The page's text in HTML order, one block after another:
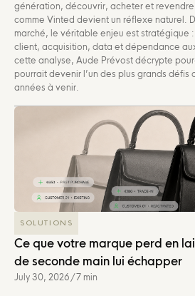
génération, découvrir, acheter et
comme Vinted devient un réflexe naturel.
marché, le véritable enjeu est stratégique
client, acquisition, data et dépendance
cette analyse, Aude Prévost décrypte
pourrait devenir l’un des plus grands défis
années à venir.
SOLUTIONS
Ce que votre marque perd en
de seconde main lui échapper
July 30, 2026 /7 min